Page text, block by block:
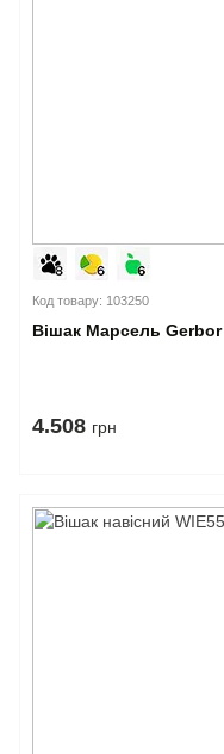
Код товару: 103250
Вішак Марсель Gerbor
4.508 грн